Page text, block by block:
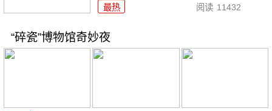
最热 阅读 11432
“碎瓷”博物馆奇妙夜